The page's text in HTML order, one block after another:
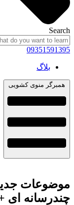
Search
09351591395
بلاگ
همبرگر منوی کشویی
موضوعات
چندرسانه ای + 113عنوان